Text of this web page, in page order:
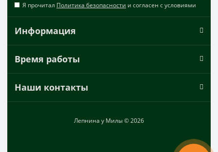
Я прочитал Политика безопасности и согласен с условиями
Информация
Время работы
Наши контакты
Лепнина у Милы © 2026